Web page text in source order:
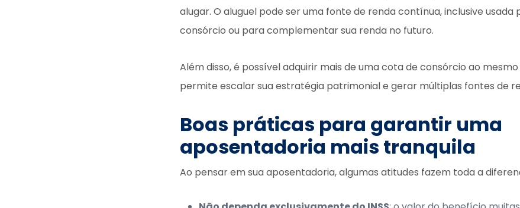
alugar. O aluguel pode ser uma fonte de renda contínua, inclusive
consórcio ou para complementar sua renda no futuro.
Além disso, é possível adquirir mais de uma cota de consórcio ao
permite escalar sua estratégia patrimonial e gerar múltiplas fontes de
Boas práticas para garantir uma
aposentadoria mais tranquila
Ao pensar em sua aposentadoria, algumas atitudes fazem toda a